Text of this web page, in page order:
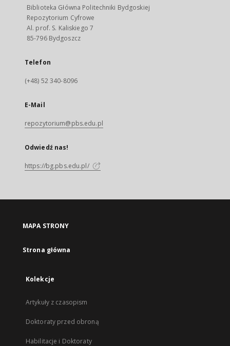
Biblioteka Główna Politechniki Bydgoskiej
Repozytorium Cyfrowe
Al. prof. S. Kaliskiego 7
85-796 Bydgoszcz
Telefon
(+48) 52 340-8096
E-Mail
repozytorium@pbs.edu.pl
Odwiedź nas!
https://bg.pbs.edu.pl/
MAPA STRONY
Strona główna
Kolekcje
Artykuły z czasopism
Doktoraty przed obroną
Habilitacje i Doktoraty